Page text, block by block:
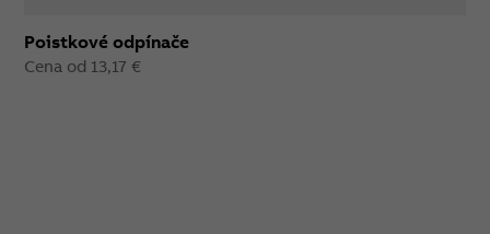
Poistkové odpínače
Cena od 13,17 €